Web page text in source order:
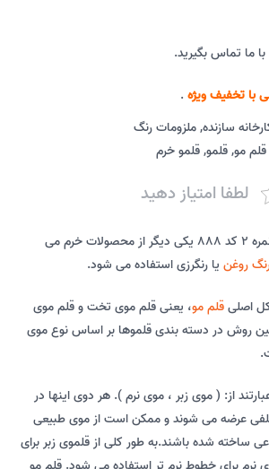
با ما تماس بگیرید.
با تخفیف ویژه .
سازنده,ملزومات رنگ
قلم مو,قلمو,قلمو خرم
لطفا امتیاز دهید
دسته سبز خرم نمره 2 کد 888 یکی دیگر از محصولات خرم می
روغن یا رنگرزی استفاده می شود.
اصلیقلم مو، یعنی قلم موی تخت و قلم موی
روش در دسته بندی قلموها بر اساس نوع موی
از: ( موی زبر ، موی نرم ). هر دوی اینها در
عرضه می شوند و ممکن است از موی طبیعی
ساخته شده باشند.به طور کلی از قلموی زبر برای